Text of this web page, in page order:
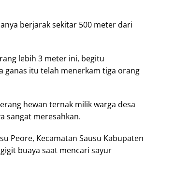
berjarak sekitar 500 meter dari
lebih 3 meter ini, begitu
ganas itu telah menerkam tiga orang
hewan ternak milik warga desa
sangat meresahkan.
Peore, Kecamatan Sausu Kabupaten
buaya saat mencari sayur